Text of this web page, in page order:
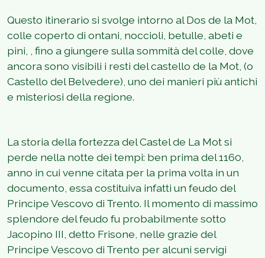
Questo itinerario si svolge intorno al Dos de la Mot,
colle coperto di ontani, noccioli, betulle, abeti e
pini, , fino a giungere sulla sommità del colle, dove
ancora sono visibili i resti del castello de la Mot, (o
Castello del Belvedere), uno dei manieri più antichi
e misteriosi della regione.
La storia della fortezza del Castel de La Mot si
perde nella notte dei tempi: ben prima del 1160,
anno in cui venne citata per la prima volta in un
documento, essa costituiva infatti un feudo del
Principe Vescovo di Trento. Il momento di massimo
splendore del feudo fu probabilmente sotto
Jacopino III, detto Frisone, nelle grazie del
Principe Vescovo di Trento per alcuni servigi